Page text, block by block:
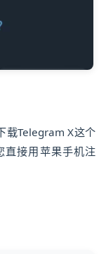
载Telegram X这个
直接用苹果手机注